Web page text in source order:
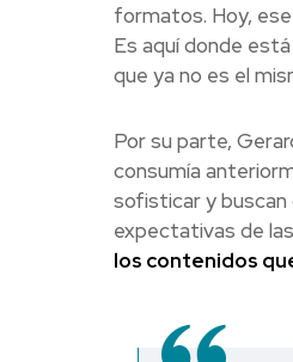
formatos. Hoy,
Es aquí donde
que ya no es el
Por su parte,
consumía
sofisticar y buscan
expectativas de
los contenidos